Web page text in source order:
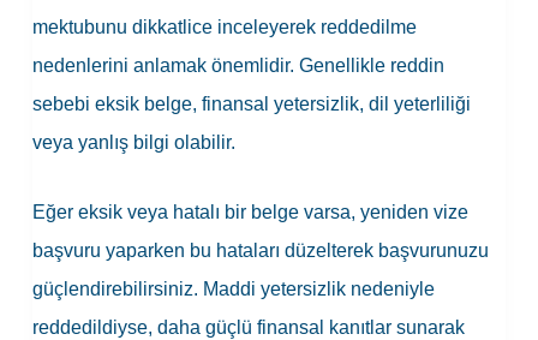
mektubunu dikkatlice inceleyerek reddedilme
nedenlerini anlamak önemlidir. Genellikle reddin
sebebi eksik belge, finansal yetersizlik, dil yeterliliği
veya yanlış bilgi olabilir.
Eğer eksik veya hatalı bir belge varsa, yeniden vize
başvuru yaparken bu hataları düzelterek başvurunuzu
güçlendirebilirsiniz. Maddi yetersizlik nedeniyle
reddedildiyse, daha güçlü finansal kanıtlar sunarak